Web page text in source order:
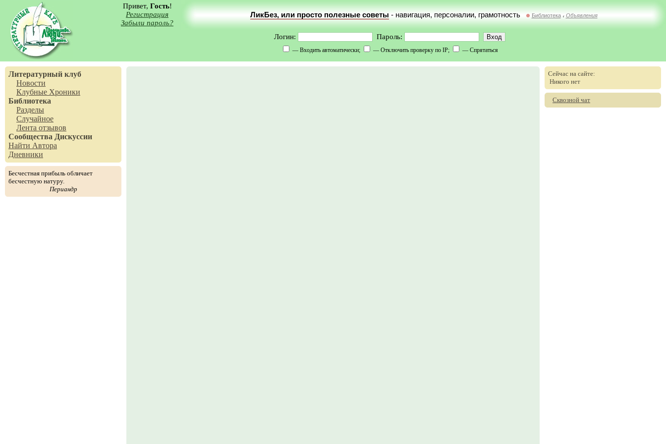
Привет, Гость!
Регистрация
Забыли пароль?
ЛикБез, или просто полезные советы - навигация, персоналии, грамотность Библиотека // Объявления
Логин: Пароль:
— Входить автоматически; — Отключить проверку по IP; — Спрятаться
Литературный клуб
Новости
Клубные Хроники
Библиотека
Разделы
Случайное
Лента отзывов
Сообщества Дискуссии
Найти Автора
Дневники
Бесчестная прибыль обличает
бесчестную натуру.
Периандр
Сейчас на сайте:
Никого нет
Сквозной чат